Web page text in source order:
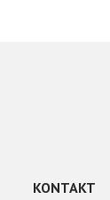
KONTAKT